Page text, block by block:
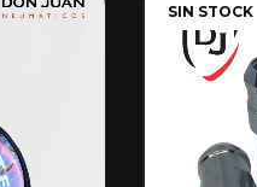
SIN STOCK